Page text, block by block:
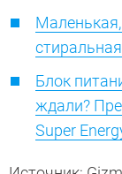
Блок
ждали?
Super